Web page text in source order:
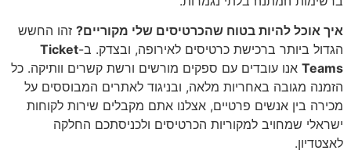
איך אוכל להיות בטוח שהכרטיסים שלי מקוריים? זהו החשש
הגדול ביותר ברכישת כרטיסים לאירופה, ובצדק. ב-Ticket
Teams אנו עובדים עם ספקים מורשים ורשת קשרים וותיקה. כל
הזמנה מגובה באחריות מלאה, ובניגוד לאתרים המבוססים על
מכירה בין אנשים פרטיים, אצלנו אתם מקבלים שירות לקוחות
ישראלי שמחויב למקוריות הכרטיסים ולכניסתכם החלקה
לאצטדיון.